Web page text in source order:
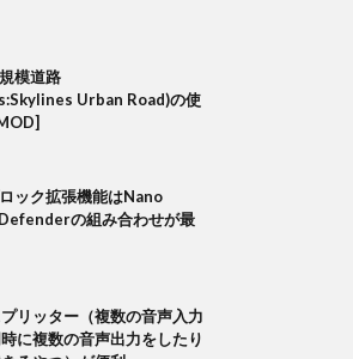
模道路
Urban Road)の使
ック拡張機能はNano
の組み合わせが最
リッター（複数の音声入力
に複数の音声出力をしたり